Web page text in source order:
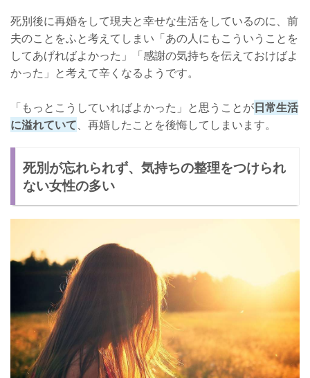
死別後に再婚をして現夫と幸せな生活をしているのに、前
夫のことをふと考えてしまい「あの人にもこういうことを
してあげればよかった」「感謝の気持ちを伝えておけばよ
かった」と考えて辛くなるようです。
「もっとこうしていればよかった」と思うことが日常生活
に溢れていて、再婚したことを後悔してしまいます。
死別が忘れられず、気持ちの整理をつけられ
ない女性の多い